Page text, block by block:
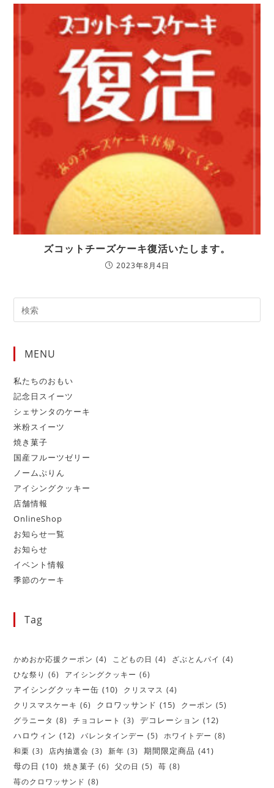
ズコットチーズケーキ復活いたします。
2023年8月4日
MENU
私たちのおもい
記念日スイーツ
シェサンタのケーキ
米粉スイーツ
焼き菓子
国産フルーツゼリー
ノームぷりん
アイシングクッキー
店舗情報
OnlineShop
お知らせ一覧
お知らせ
イベント情報
季節のケーキ
Tag
かめおか応援クーポン (4) こどもの日 (4) ざぶとんパイ (4)
ひな祭り (6) アイシングクッキー (6)
アイシングクッキー缶 (10) クリスマス (4)
クリスマスケーキ (6) クロワッサンド (15) クーポン (5)
グラニータ (8) チョコレート (3) デコレーション (12)
ハロウィン (12) バレンタインデー (5) ホワイトデー (8)
和栗 (3) 店内抽選会 (3) 新年 (3) 期間限定商品 (41)
母の日 (10) 焼き菓子 (6) 父の日 (5) 苺 (8)
苺のクロワッサンド (8)